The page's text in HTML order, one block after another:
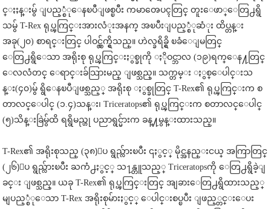
င္ႏႈန္းမွ် ျပည့္စံုေနၿပီျဖစ္ၿပီး ကမာၻေပၚတြင္ တူးေဖာ္ေတြ႕ရွိ
သမွ် T-Rex ရုပ္ၾကြင္းအားလံုးအနက္ အၿပီးျပည့္စံုဆံုး ထိပ္တန္း
အခု(၂၀) စာရင္းတြင္ ပါဝင္လွ်က္ရွိသည္။ ဟဲလ္ခရိခ္ရွိ ၿခံေျမတြင္
ေတြ႕ရွိေသာ အရိုးစု ရုပ္ၾကြင္းႏွစ္ခုကို ႏိုဝင္ဘာလ (၁၉)ရက္ေန႔တြင္
ေလလံတင္ ေရာင္းခ်သြားမည္ ျဖစ္သည္။ သက္တမ္း ႏွစ္ေပါင္းသ
န္း(၄၀)မွ် ရွိေနၿပီျဖစ္သည့္ အရိုးစု ႏွစ္ခုတြင္ T-Rex၏ ရုပ္ၾကြင္းက စ
တာလင္ေပါင္ (၁.၄)သန္း၊ Triceratops၏ ရုပ္ၾကြင္းက စတာလင္ေပါင္
(၅)သိန္းခြဲမွ်ထိ ရရွိမည္ဟု ပညာရွင္မ်ားက ခန္႔မွန္းထားသည္။
T-Rex၏ အရိုးစုသည္ (၃၈)ေပ ရွည္လ်ားၿပီး ၎ႏွင့္ မိုင္အနည္းငယ္ အကြာတြင္
(၂၆)ေပ ရွည္လ်ားၿပီး ႀကံ႕ႏွင့္ သ႑န္တူသည့္ Triceratopsကို ေတြ႕ရွိခဲ့ျ
ခင္း ျဖစ္သည္။ ယခု T-Rex၏ ရုပ္ၾကြင္းတြင္ အျခားေတြ႕ရွိထားသည့္
မျပည့္စံုေသာ T-Rex အရိုးစုမ်ားႏွင့္ ေပါင္းစပ္ၿပီး ျဖည့္တင္းေပး